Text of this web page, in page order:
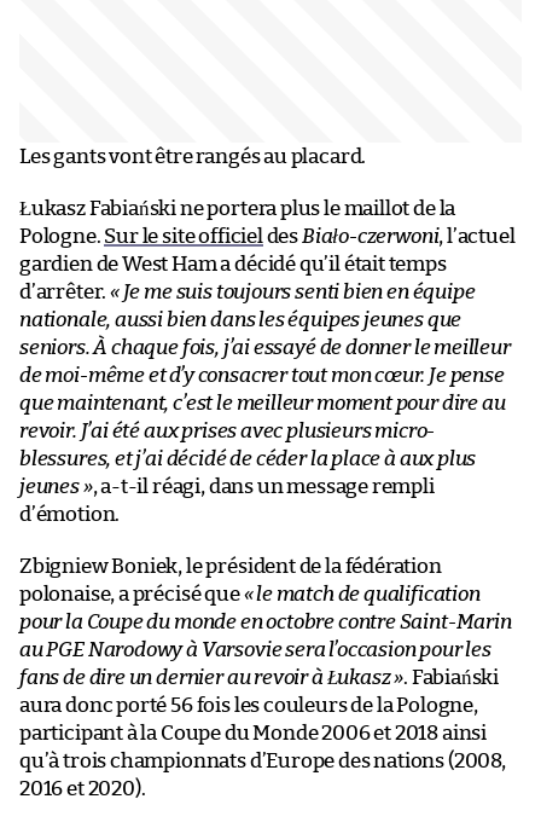
Les gants vont être rangés au placard.
Łukasz Fabiański ne portera plus le maillot de la
Pologne. Sur le site officiel des Biało-czerwoni, l’actuel
gardien de West Ham a décidé qu’il était temps
d’arrêter.« Je me suis toujours senti bien en équipe
nationale, aussi bien dans les équipes jeunes que
seniors. À chaque fois, j’ai essayé de donner le meilleur
de moi-même et d’y consacrer tout mon cœur. Je pense
que maintenant, c’est le meilleur moment pour dire au
revoir. J’ai été aux prises avec plusieurs micro-
blessures, et j’ai décidé de céder la place à aux plus
jeunes », a-t-il réagi, dans un message rempli
d’émotion.
Zbigniew Boniek, le président de la fédération
polonaise, a précisé que« le match de qualification
pour la Coupe du monde en octobre contre Saint-Marin
au PGE Narodowy à Varsovie sera l’occasion pour les
fans de dire un dernier au revoir à Łukasz ». Fabiański
aura donc porté 56 fois les couleurs de la Pologne,
participant à la Coupe du Monde 2006 et 2018 ainsi
qu’à trois championnats d’Europe des nations (2008,
2016 et 2020).